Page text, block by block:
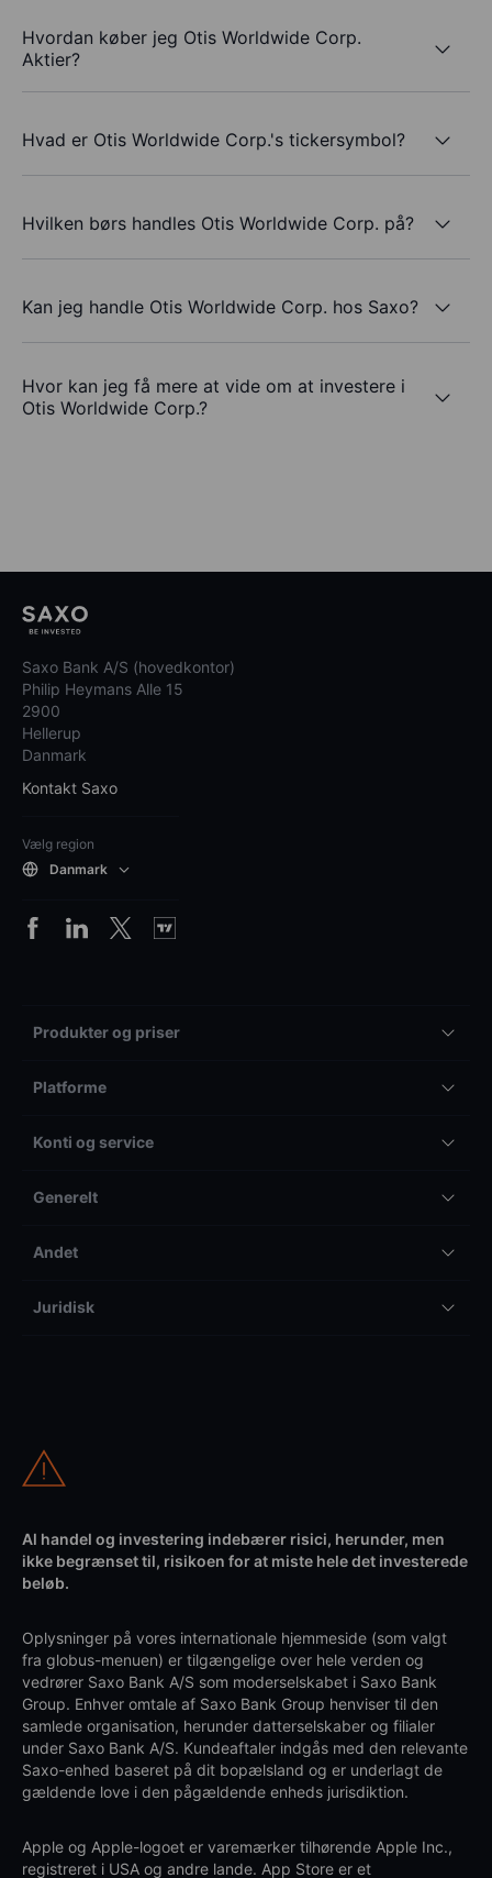
Hvordan køber jeg Otis Worldwide Corp.
Aktier?
Hvad er Otis Worldwide Corp.'s tickersymbol?
Hvilken børs handles Otis Worldwide Corp. på?
Kan jeg handle Otis Worldwide Corp. hos Saxo?
Hvor kan jeg få mere at vide om at investere i
Otis Worldwide Corp.?
Saxo Bank A/S (hovedkontor)
Philip Heymans Alle 15
2900
Hellerup
Danmark
Kontakt Saxo
Vælg region
Danmark
Produkter og priser
Platforme
Konti og service
Generelt
Andet
Juridisk
Al handel og investering indebærer risici, herunder, men
ikke begrænset til, risikoen for at miste hele det investerede
beløb.
Oplysninger på vores internationale hjemmeside (som valgt
fra globus-menuen) er tilgængelige over hele verden og
vedrører Saxo Bank A/S som moderselskabet i Saxo Bank
Group. Enhver omtale af Saxo Bank Group henviser til den
samlede organisation, herunder datterselskaber og filialer
under Saxo Bank A/S. Kundeaftaler indgås med den relevante
Saxo-enhed baseret på dit bopælsland og er underlagt de
gældende love i den pågældende enheds jurisdiktion.
Apple og Apple-logoet er varemærker tilhørende Apple Inc.,
registreret i USA og andre lande. App Store er et